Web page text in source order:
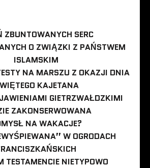
ZBUNTOWANYCH SERC
O ZWIĄZKI Z PAŃSTWEM
ISLAMSKIM
NA MARSZU Z OKAZJI DNIA
KAJETANA
GIETRZWAŁDZKIMI
ZAKONSERWOWANA
NA WAKACJE?
W OGRODACH
TESTAMENCIE NIETYPOWO